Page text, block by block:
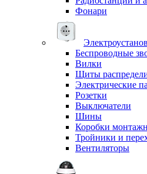
Фонари
Беспроводные
Вилки
Щиты
Электрические
Розетки
Выключатели
Шины
Коробки
Тройники и
Вентиляторы